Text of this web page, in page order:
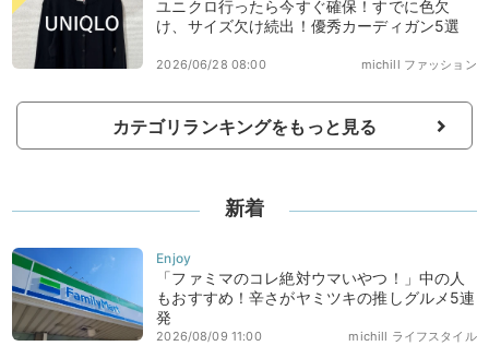
ユニクロ行ったら今すぐ確保！すでに色欠
け、サイズ欠け続出！優秀カーディガン5選
michill ファッション
2026/06/28 08:00
カテゴリランキングをもっと見る
新着
「ファミマのコレ絶対ウマいやつ！」中の人
もおすすめ！辛さがヤミツキの推しグルメ5連
発
michill ライフスタイル
2026/08/09 11:00